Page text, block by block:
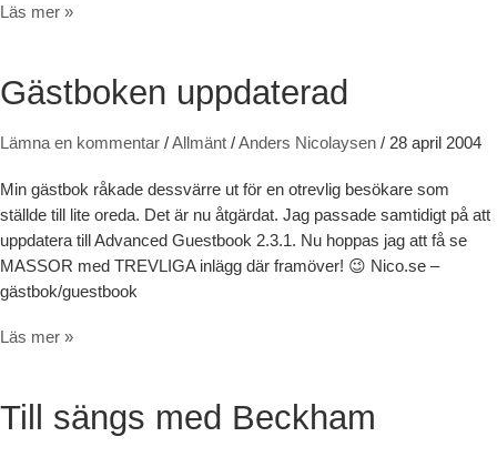
1:a maj
Läs mer »
Gästboken uppdaterad
Lämna en kommentar /Allmänt /Anders Nicolaysen / 28 april 2004
Min gästbok råkade dessvärre ut för en otrevlig besökare som
ställde till lite oreda. Det är nu åtgärdat. Jag passade samtidigt på att
uppdatera till Advanced Guestbook 2.3.1. Nu hoppas jag att få se
MASSOR med TREVLIGA inlägg där framöver! 😉 Nico.se –
gästbok/guestbook
Gästboken uppdaterad
Läs mer »
Till sängs med Beckham